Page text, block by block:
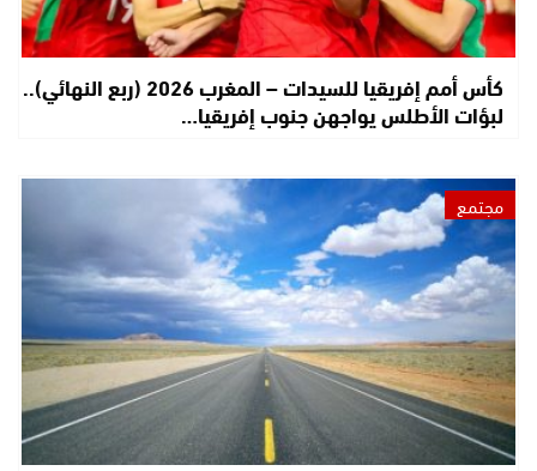
كأس أمم إفريقيا للسيدات – المغرب 2026 (ربع النهائي)..
لبؤات الأطلس يواجهن جنوب إفريقيا…
مجتمع